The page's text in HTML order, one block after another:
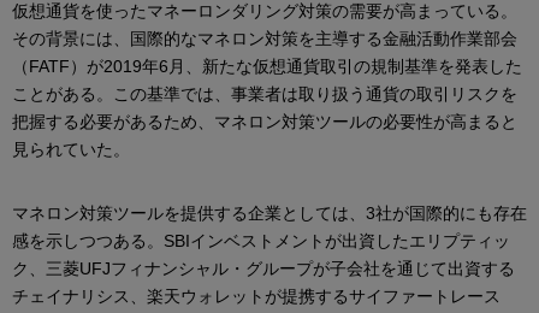
仮想通貨を使ったマネーロンダリング対策の需要が高まっている。
その背景には、国際的なマネロン対策を主導する金融活動作業部会
（FATF）が2019年6月、新たな仮想通貨取引の規制基準を発表した
ことがある。この基準では、事業者は取り扱う通貨の取引リスクを
把握する必要があるため、マネロン対策ツールの必要性が高まると
見られていた。
マネロン対策ツールを提供する企業としては、3社が国際的にも存在
感を示しつつある。SBIインベストメントが出資したエリプティッ
ク、三菱UFJフィナンシャル・グループが子会社を通じて出資する
チェイナリシス、楽天ウォレットが提携するサイファートレース